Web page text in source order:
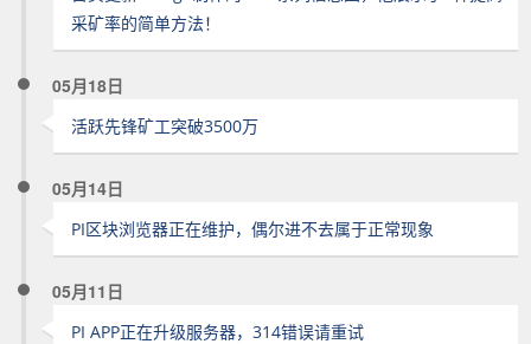
采矿率的简单方法！
05月18日
活跃先锋矿工突破3500万
05月14日
PI区块浏览器正在维护，偶尔进不去属于正常现象
05月11日
PI APP正在升级服务器，314错误请重试